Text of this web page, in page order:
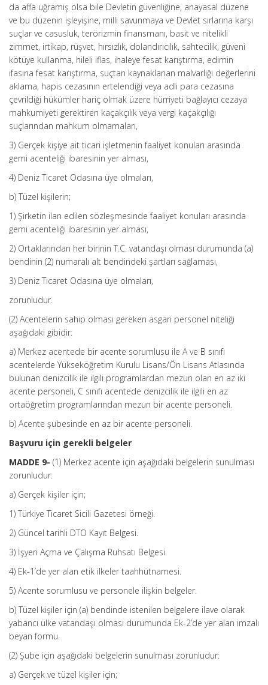
da affa uğramış olsa bile Devletin güvenliğine, anayasal düzene
ve bu düzenin işleyişine, milli savunmaya ve Devlet sırlarına karşı
suçlar ve casusluk, terörizmin finansmanı, basit ve nitelikli
zimmet, irtikap, rüşvet, hırsızlık, dolandırıcılık, sahtecilik, güveni
kötüye kullanma, hileli iflas, ihaleye fesat karıştırma, edimin
ifasına fesat karıştırma, suçtan kaynaklanan malvarlığı değerlerini
aklama, hapis cezasının ertelendiği veya adli para cezasına
çevrildiği hükümler hariç olmak üzere hürriyeti bağlayıcı cezaya
mahkumiyeti gerektiren kaçakçılık veya vergi kaçakçılığı
suçlarından mahkum olmamaları,
3) Gerçek kişiye ait ticari işletmenin faaliyet konuları arasında
gemi acenteliği ibaresinin yer alması,
4) Deniz Ticaret Odasına üye olmaları,
b) Tüzel kişilerin;
1) Şirketin ilan edilen sözleşmesinde faaliyet konuları arasında
gemi acenteliği ibaresinin yer alması,
2) Ortaklarından her birinin T.C. vatandaşı olması durumunda (a)
bendinin (2) numaralı alt bendindeki şartları sağlaması,
3) Deniz Ticaret Odasına üye olmaları,
zorunludur.
(2) Acentelerin sahip olması gereken asgari personel niteliği
aşağıdaki gibidir:
a) Merkez acentede bir acente sorumlusu ile A ve B sınıfı
acentelerde Yükseköğretim Kurulu Lisans/Ön Lisans Atlasında
bulunan denizcilik ile ilgili programlardan mezun olan en az iki
acente personeli, C sınıfı acentede denizcilik ile ilgili en az
ortaöğretim programlarından mezun bir acente personeli.
b) Acente şubesinde en az bir acente personeli.
Başvuru için gerekli belgeler
MADDE 9- (1) Merkez acente için aşağıdaki belgelerin sunulması
zorunludur:
a) Gerçek kişiler için;
1) Türkiye Ticaret Sicili Gazetesi örneği.
2) Güncel tarihli DTO Kayıt Belgesi.
3) İşyeri Açma ve Çalışma Ruhsatı Belgesi.
4) Ek-1’de yer alan etik ilkeler taahhütnamesi.
5) Acente sorumlusu ve personele ilişkin belgeler.
b) Tüzel kişiler için (a) bendinde istenilen belgelere ilave olarak
yabancı ülke vatandaşı olması durumunda Ek-2’de yer alan imzalı
beyan formu.
(2) Şube için aşağıdaki belgelerin sunulması zorunludur:
a) Gerçek ve tüzel kişiler için;